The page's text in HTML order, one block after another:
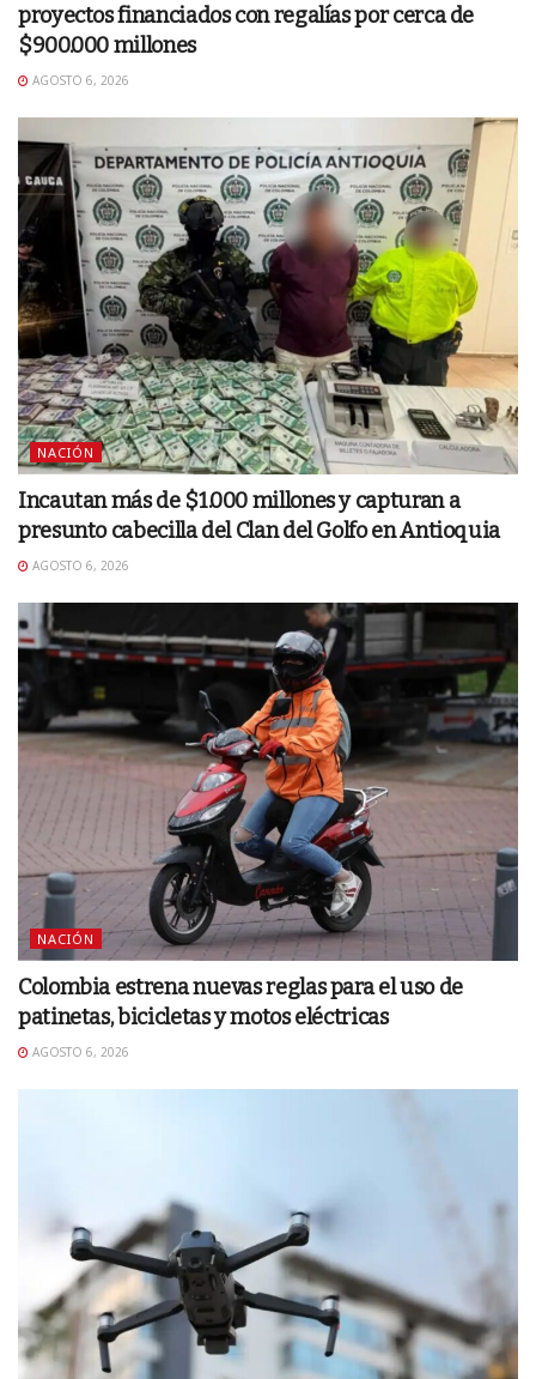
proyectos financiados con regalías por cerca de
$900.000 millones
AGOSTO 6, 2026
NACIÓN
Incautan más de $1.000 millones y capturan a
presunto cabecilla del Clan del Golfo en Antioquia
AGOSTO 6, 2026
NACIÓN
Colombia estrena nuevas reglas para el uso de
patinetas, bicicletas y motos eléctricas
AGOSTO 6, 2026